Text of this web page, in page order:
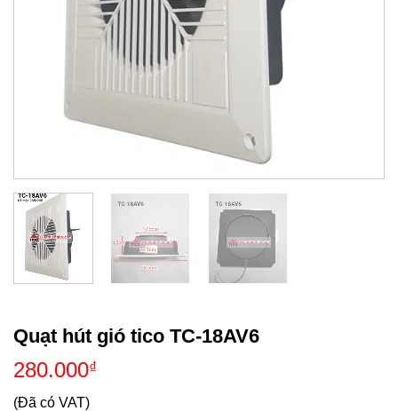
Quạt hút gió tico TC-18AV6
280.000₫
(Đã có VAT)